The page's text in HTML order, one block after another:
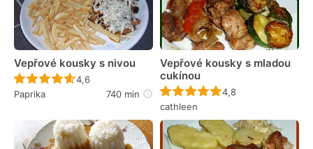
Vepřové kousky s nivou
Recept ještě nebyl hodnocen
4,6
Paprika
740 min
Vepřové kousky s mladou
cukínou
Recept ještě nebyl
4,8
cathleen